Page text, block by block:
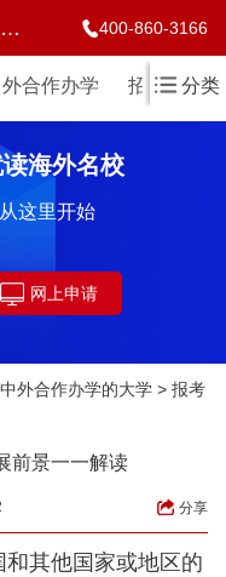
中外合作大学全揭秘招生人数，发展前景一一解读 400-860-3166
合作办学 招生简章
分类
海外名校
这里开始
网上申请
中外合作办学的大学 > 报考
前景一一解读
分享
和其他国家或地区的